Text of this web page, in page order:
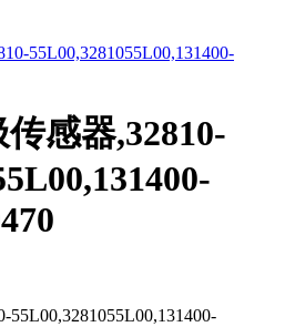
感器,32810-